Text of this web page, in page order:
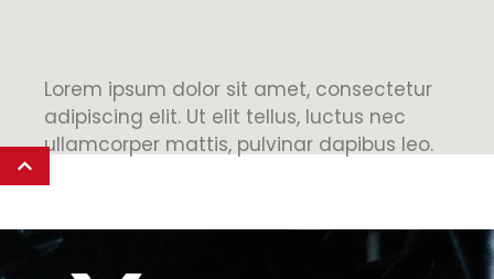
Lorem ipsum dolor sit amet, consectetur
adipiscing elit. Ut elit tellus, luctus nec
ullamcorper mattis, pulvinar dapibus leo.